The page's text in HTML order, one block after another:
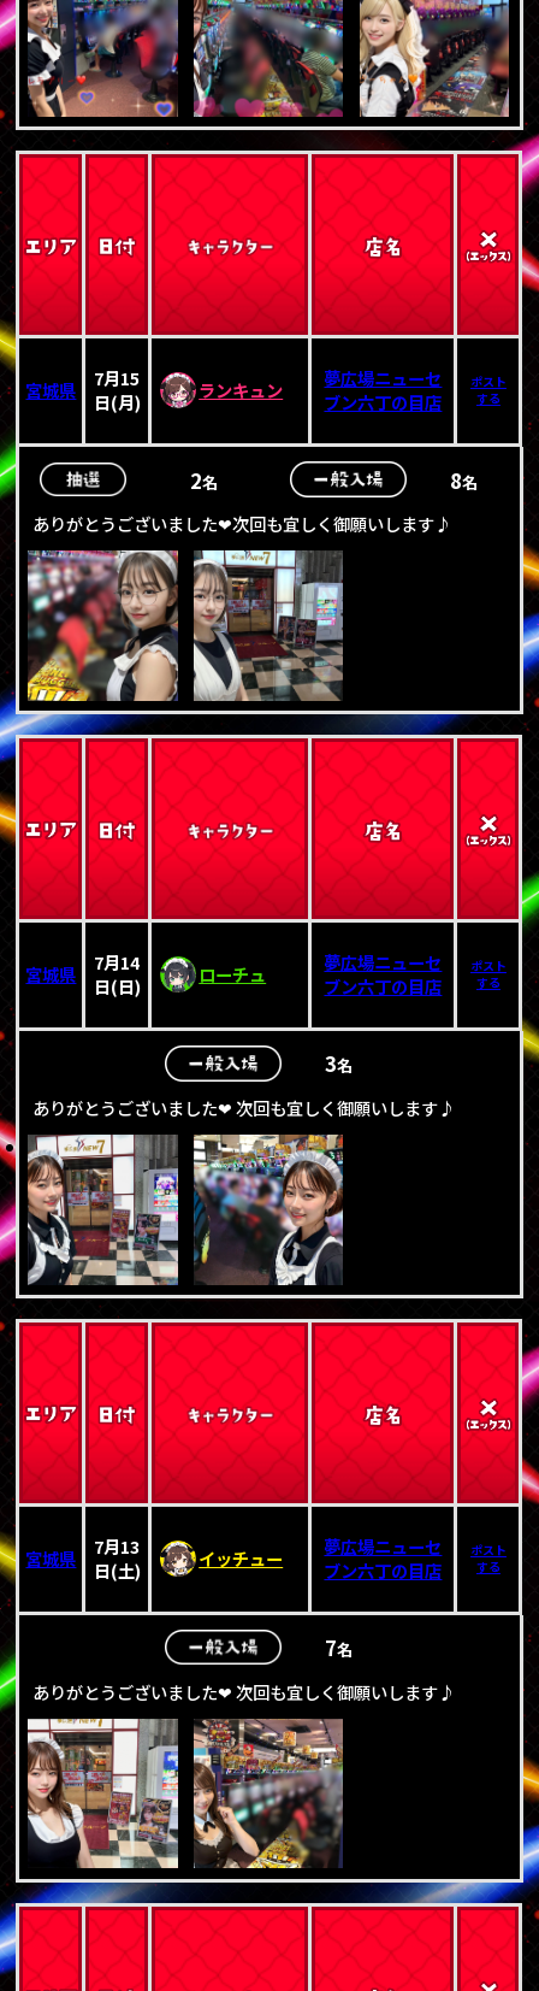
宮城県
7月15
日(月)
ランキュン
夢広場ニューセ
ブン六丁の目店
ポスト
する
2名 8名
ありがとうございました❤次回も宜しく御願いします♪
宮城県
7月14
日(日)
ローチュ
夢広場ニューセ
ブン六丁の目店
ポスト
する
3名
ありがとうございました❤ 次回も宜しく御願いします♪
宮城県
7月13
日(土)
イッチュー
夢広場ニューセ
ブン六丁の目店
ポスト
する
7名
ありがとうございました❤ 次回も宜しく御願いします♪